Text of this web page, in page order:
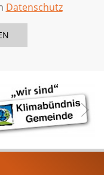
Datenschutz